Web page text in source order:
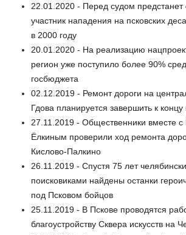
22.01.2020 - Перед судом
участник нападения на псковских
в 2000 году
20.01.2020 - На реализацию
регион уже поступило более 90%
госбюджета
02.12.2019 - Ремонт дороги на
Гдова планируется завершить к концу
27.11.2019 - Общественники вместе
Ёлкиным проверили ход ремонта
Кислово-Палкино
26.11.2019 - Спустя 75 лет
поисковиками найдены останки
под Псковом бойцов
25.11.2019 - В Пскове проводятся
благоустройству Сквера искусств на